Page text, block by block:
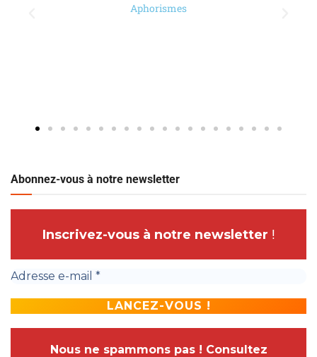
Aphorismes
Abonnez-vous à notre newsletter
Inscrivez-vous à notre newsletter !
Nous ne spammons pas ! Consultez